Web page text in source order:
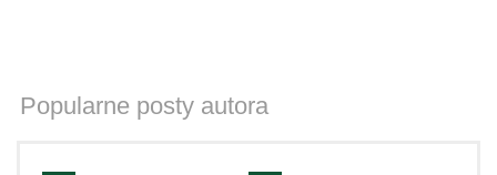
Popularne posty autora